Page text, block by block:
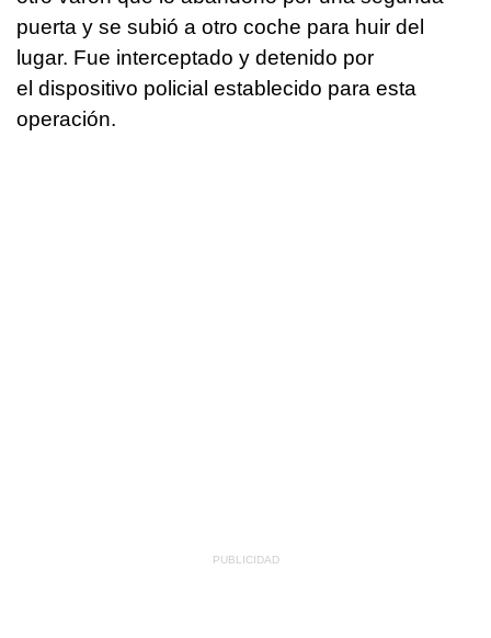
puerta y se subió a otro coche para huir del
lugar. Fue interceptado y detenido por
el dispositivo policial establecido para esta
operación.